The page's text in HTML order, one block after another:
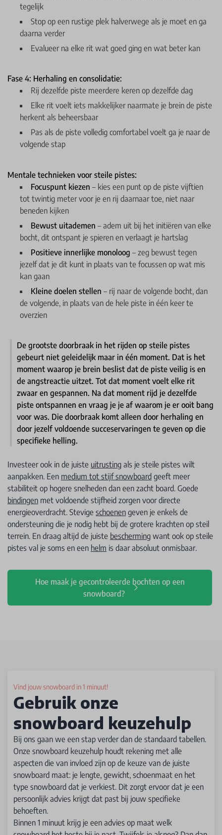
tegelijk
Stop op een rustige plek halverwege als je moet en ga
daarna verder
Evalueer na elke rit wat goed ging en wat beter kan
Fase 4: Herhaling en consolidatie:
Rij dezelfde piste meerdere keren op dezelfde dag
Elke rit voelt iets makkelijker naarmate je brein de piste
herkent als beheersbaar
Pas als de piste volledig comfortabel voelt ga je naar de
volgende stap
Mentale technieken voor steile pistes:
Focuspunt kiezen – kies een punt op de piste vijftien
tot twintig meter voor je en rij daarnaar toe, niet naar
beneden kijken
Bewust uitademen – adem uit bij het initiëren van elke
bocht, dit ontspant je spieren en verlaagt je hartslag
Positieve innerlijke monoloog – zeg bewust tegen
jezelf dat je dit kunt in plaats van te focussen op wat mis
kan gaan
Kleine doelen stellen – rij naar de volgende bocht, dan
de volgende, in plaats van de hele piste in één keer te
overzien
De grootste doorbraak in het rijden op steile pistes
gebeurt niet geleidelijk maar in één moment. Dat is het
moment waarop je brein beslist dat de piste veilig is en
de angstreactie uitzet. Tot dat moment voelt elke rit
zwaar en gespannen. Na dat moment rijd je dezelfde
piste ontspannen en vraag je je af waarom je er ooit bang
voor was. Die doorbraak komt alleen door herhaling en
door jezelf voldoende succeservaringen te geven op die
specifieke helling.
Investeer ook in de juiste uitrusting als je steile pistes wilt
aanpakken. Een medium tot stijf snowboard geeft meer
stabiliteit op hogere snelheden dan een zacht board. Goede
bindingen met voldoende stijfheid zorgen voor directe
energieoverdracht. Stevige schoenen geven je enkels de
ondersteuning die je nodig hebt bij de grotere krachten op steil
terrein. En draag altijd de juiste bescherming want ook op steile
pistes val je soms en een helm is daar absoluut onmisbaar.
Hoe maak je gecontroleerde bochten op een
snowboard?
Vind jouw snowboard in 1 minuut!
Gebruik onze
snowboard keuzehulp
Bij ons gaan we een stap verder dan de standaard tabellen.
Onze snowboard keuzehulp houdt rekening met alle
aspecten die van invloed zijn op de keuze van de juiste
snowboard maat: je lengte, gewicht, schoenmaat en het
type snowboard dat je verkiest. Dit zorgt ervoor dat je een
persoonlijk advies krijgt dat past bij jouw specifieke
behoeften.
Binnen 1 minuut krijg je een advies op maat welk